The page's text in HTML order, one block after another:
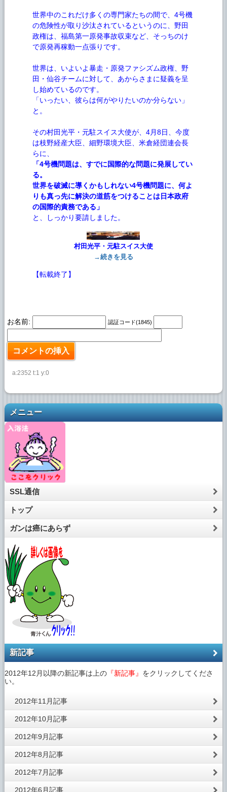
世界中のこれだけ多くの専門家たちの間で、4号機
の危険性が取り沙汰されているというのに、野田
政権は、福島第一原発事故収束など、そっちのけ
で原発再稼動一点張りです。
世界は、いよいよ暴走・原発ファシズム政権、野
田・仙谷チームに対して、あからさまに疑義を呈
し始めているのです。
「いったい、彼らは何がやりたいのか分らない」
と。
その村田光平・元駐スイス大使が、4月8日、今度
は枝野経産大臣、細野環境大臣、米倉経団連会長
らに、
「4号機問題は、すでに国際的な問題に発展してい
る。
世界を破滅に導くかもしれない4号機問題に、何よ
りも真っ先に解決の道筋をつけることは日本政府
の国際的責務である」
と、しっかり要請しました。
村田光平・元駐スイス大使
→続きを見る
【転載終了】
お名前: 認証コード(1845)
a:2352 t:1 y:0
メニュー
SSL通信
トップ
ガンは癌にあらず
新記事
2012年12月以降の新記事は上の『新記事』 をクリックしてくださ
い。
2012年11月記事
2012年10月記事
2012年9月記事
2012年8月記事
2012年7月記事
2012年6月記事